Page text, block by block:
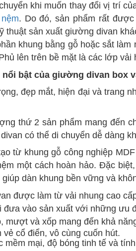
khi muốn thay đổi vị trí
. Do đó, sản phẩm rất
thuật sản xuất giường divan
khung bằng gỗ hoặc sắt
lên trên bề mặt là các lớp
bật của giường divan box
đẹp mắt, hiện đại và trang
thứ 2 sản phẩm mang đến
có thể di chuyển dễ dàng
từ khung gỗ công nghiệp
một cách hoàn hảo. Đặc
giúp dàn khung bền vững và
được làm từ vải nhung cao
đưa vào sản xuất với những ưu
mượt và xốp mang đến khả
vẻ cổ điển, vô cùng cuốn hút.
mềm mại, độ bóng tinh tế và